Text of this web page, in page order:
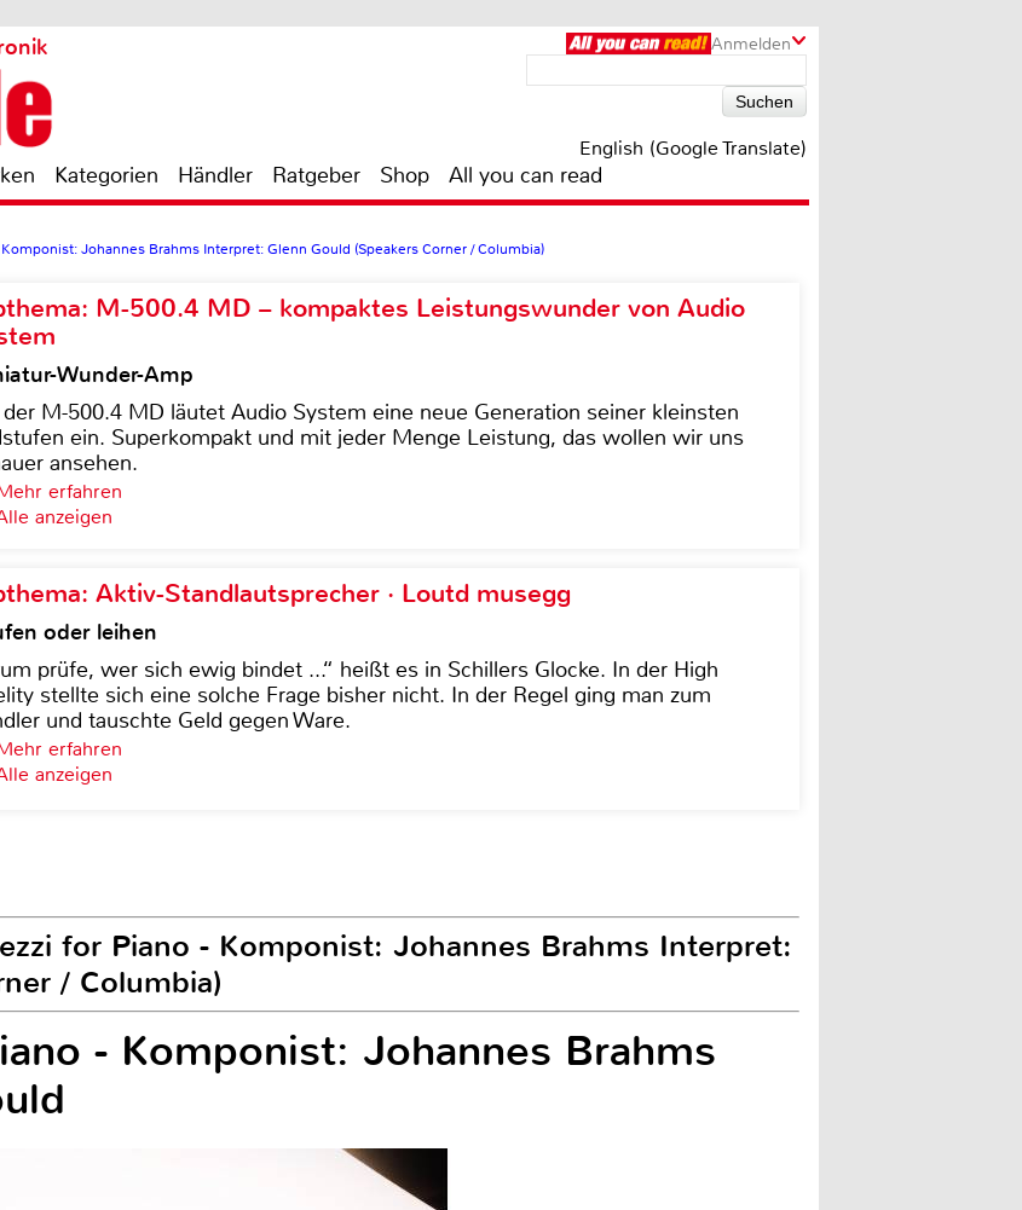
Anmelden
English (Google Translate)
Kategorien Händler Ratgeber Shop All you can read
Johannes Brahms Interpret: Glenn Gould (Speakers Corner / Columbia)
M-500.4 MD – kompaktes Leistungswunder von Audio
Wunder-Amp
M-500.4 MD läutet Audio System eine neue Generation seiner kleinsten
ein. Superkompakt und mit jeder Menge Leistung, das wollen wir uns
ansehen.
erfahren
anzeigen
Aktiv-Standlautsprecher · Loutd musegg
oder leihen
prüfe, wer sich ewig bindet ...“ heißt es in Schillers Glocke. In der High
stellte sich eine solche Frage bisher nicht. In der Regel ging man zum
und tauschte Geld gegen Ware.
erfahren
anzeigen
for Piano - Komponist: Johannes Brahms Interpret:
/ Columbia)
- Komponist: Johannes Brahms